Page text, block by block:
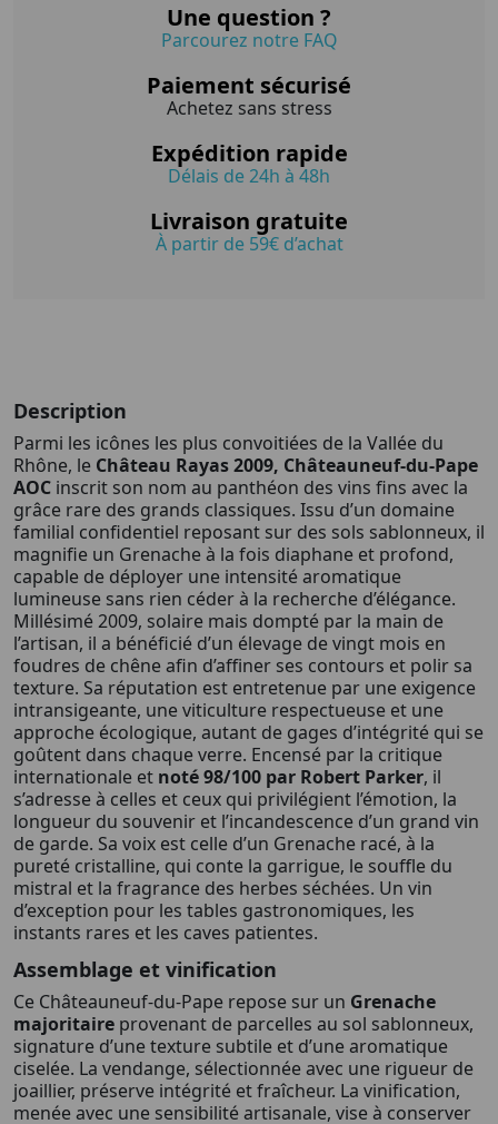
Une question ?
Parcourez notre FAQ
Paiement sécurisé
Achetez sans stress
Expédition rapide
Délais de 24h à 48h
Livraison gratuite
À partir de 59€ d’achat
Description
Parmi les icônes les plus convoitiées de la Vallée du
Rhône, le Château Rayas 2009, Châteauneuf-du-Pape
AOC inscrit son nom au panthéon des vins fins avec la
grâce rare des grands classiques. Issu d’un domaine
familial confidentiel reposant sur des sols sablonneux, il
magnifie un Grenache à la fois diaphane et profond,
capable de déployer une intensité aromatique
lumineuse sans rien céder à la recherche d’élégance.
Millésimé 2009, solaire mais dompté par la main de
l’artisan, il a bénéficié d’un élevage de vingt mois en
foudres de chêne afin d’affiner ses contours et polir sa
texture. Sa réputation est entretenue par une exigence
intransigeante, une viticulture respectueuse et une
approche écologique, autant de gages d’intégrité qui se
goûtent dans chaque verre. Encensé par la critique
internationale et noté 98/100 par Robert Parker, il
s’adresse à celles et ceux qui privilégient l’émotion, la
longueur du souvenir et l’incandescence d’un grand vin
de garde. Sa voix est celle d’un Grenache racé, à la
pureté cristalline, qui conte la garrigue, le souffle du
mistral et la fragrance des herbes séchées. Un vin
d’exception pour les tables gastronomiques, les
instants rares et les caves patientes.
Assemblage et vinification
Ce Châteauneuf-du-Pape repose sur un Grenache
majoritaire provenant de parcelles au sol sablonneux,
signature d’une texture subtile et d’une aromatique
ciselée. La vendange, sélectionnée avec une rigueur de
joaillier, préserve intégrité et fraîcheur. La vinification,
menée avec une sensibilité artisanale, vise à conserver